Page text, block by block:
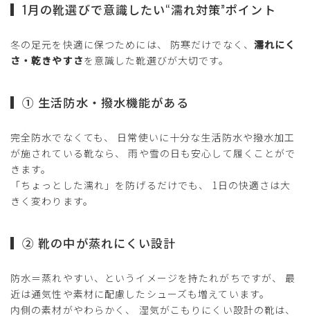
1月の靴選びで意識したい“濡れ対策”ポイント
冬の足元を快適に保つためには、 防寒だけでなく、 濡れにく
さ・乾きやすさを意識した靴選びが大切です。
① 生活防水・撥水機能がある
完全防水でなくても、 日常使いに十分な生活防水や撥水加工
が施されている靴なら、 雨や雪の日も安心して履くことがで
きます。
「ちょっとした濡れ」を防げるだけでも、 1日の快適さは大
きく変わります。
② 靴の中が蒸れにくい設計
防水＝蒸れやすい、というイメージを持たれがちですが、 最
近は通気性や素材に配慮したシューズも増えています。
内側の素材がやわらかく、 湿気がこもりにくい設計の靴は、